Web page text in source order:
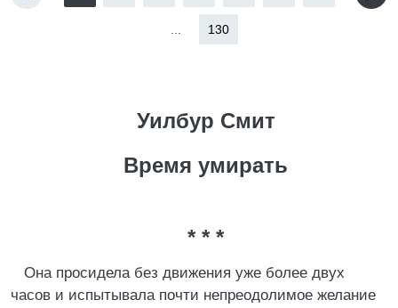
130
Уилбур Смит
Время умирать
* * *
Она просидела без движения уже более двух
часов и испытывала почти непреодолимое желание